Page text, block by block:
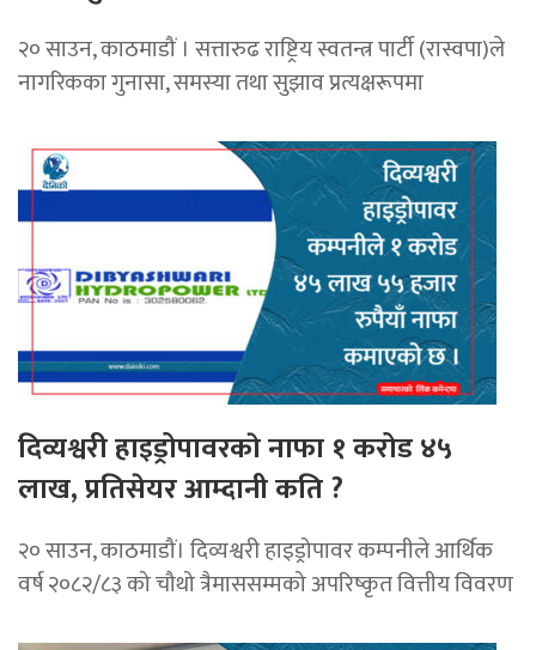
२० साउन, काठमाडौं । सत्तारुढ राष्ट्रिय स्वतन्त्र पार्टी (रास्वपा)ले
नागरिकका गुनासा, समस्या तथा सुझाव प्रत्यक्षरूपमा
दिव्यश्वरी हाइड्रोपावरकाे नाफा १ करोड ४५
लाख, प्रतिसेयर आम्दानी कति ?
२० साउन, काठमाडौं। दिव्यश्वरी हाइड्रोपावर कम्पनीले आर्थिक
वर्ष २०८२/८३ को चौथो त्रैमाससम्मको अपरिष्कृत वित्तीय विवरण